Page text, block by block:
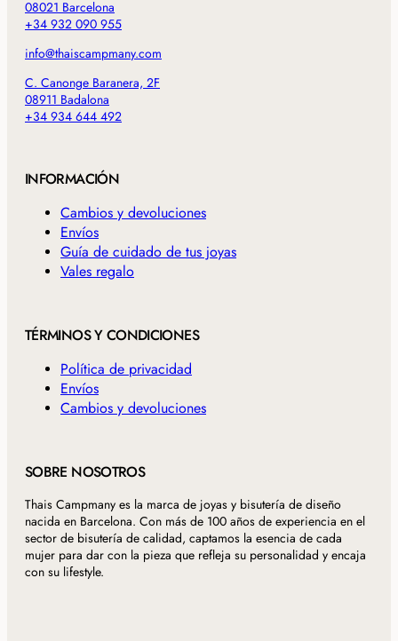
08021 Barcelona
+34 932 090 955
info@thaiscampmany.com
C. Canonge Baranera, 2F
08911 Badalona
+34 934 644 492
INFORMACIÓN
Cambios y devoluciones
Envíos
Guía de cuidado de tus joyas
Vales regalo
TÉRMINOS Y CONDICIONES
Política de privacidad
Envíos
Cambios y devoluciones
SOBRE NOSOTROS
Thais Campmany es la marca de joyas y bisutería de diseño
nacida en Barcelona. Con más de 100 años de experiencia en el
sector de bisutería de calidad, captamos la esencia de cada
mujer para dar con la pieza que refleja su personalidad y encaja
con su lifestyle.